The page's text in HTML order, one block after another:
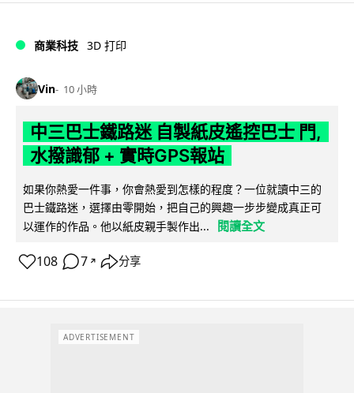
商業科技 3D 打印
Vin 10 小時
中三巴士鐵路迷 自製紙皮遙控巴士 門,
水撥識郁 + 實時GPS報站
如果你熱愛一件事，你會熱愛到怎樣的程度？一位就讀中三的
巴士鐵路迷，選擇由零開始，把自己的興趣一步步變成真正可
以運作的作品。他以紙皮親手製作出...
閱讀全文
108 7 ↗ 分享
ADVERTISEMENT